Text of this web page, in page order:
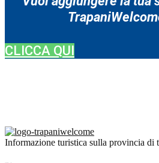
CLICCA QUI
Informazione turistica sulla provincia di